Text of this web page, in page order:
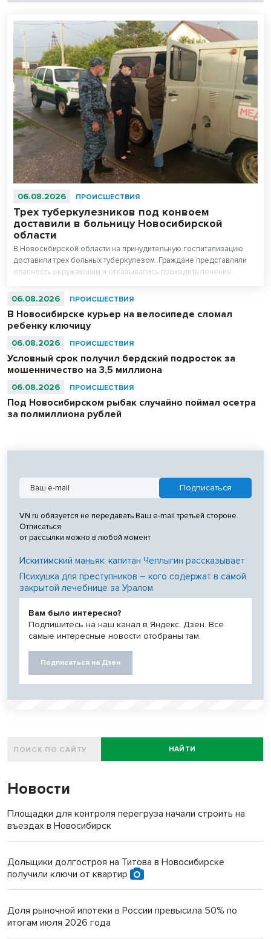
06.08.2026 ПРОИСШЕСТВИЯ
Трех туберкулезников под конвоем
доставили в больницу Новосибирской
области
В Новосибирской области на принудительную госпитализацию
доставили трех больных туберкулезом. Граждане представляли
опасность окружающим и отказывались проходить лечение.
06.08.2026 ПРОИСШЕСТВИЯ
В Новосибирске курьер на велосипеде сломал
ребенку ключицу
06.08.2026 ПРОИСШЕСТВИЯ
Условный срок получил бердский подросток за
мошенничество на 3,5 миллиона
06.08.2026 ПРОИСШЕСТВИЯ
Под Новосибирском рыбак случайно поймал осетра
за полмиллиона рублей
VN.ru обязуется не передавать Ваш e-mail третьей стороне.
Отписаться
от рассылки можно в любой момент
Искитимский маньяк: капитан Чеплыгин рассказывает
Психушка для преступников – кого содержат в самой
закрытой лечебнице за Уралом
Вам было интересно?
Подпишитесь на наш канал в Яндекс. Дзен. Все
самые интересные новости отобраны там.
Подписаться на Дзен
НАЙТИ
Новости
Площадки для контроля перегруза начали строить на
въездах в Новосибирск
Дольщики долгостроя на Титова в Новосибирске
получили ключи от квартир
Доля рыночной ипотеки в России превысила 50% по
итогам июля 2026 года